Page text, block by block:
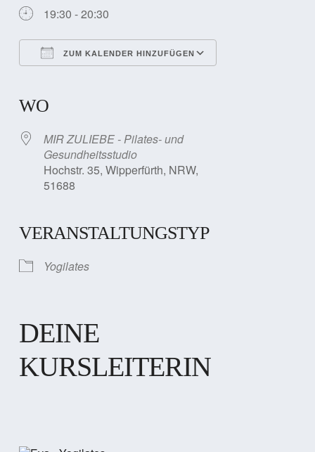
19:30 - 20:30
ZUM KALENDER HINZUFÜGEN
WO
MIR ZULIEBE - Pilates- und
Gesundheitsstudio
Hochstr. 35, Wipperfürth, NRW,
51688
VERANSTALTUNGSTYP
Yogilates
DEINE
KURSLEITERIN